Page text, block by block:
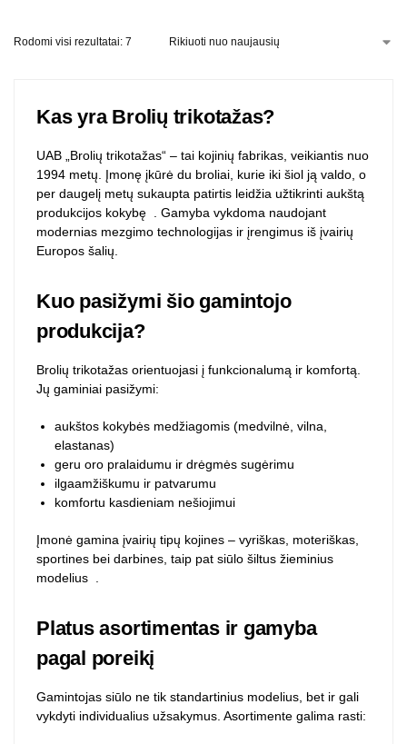
Rodomi visi rezultatai: 7
Kas yra Brolių trikotažas?
UAB „Brolių trikotažas“ – tai kojinių fabrikas, veikiantis nuo
1994 metų. Įmonę įkūrė du broliai, kurie iki šiol ją valdo, o
per daugelį metų sukaupta patirtis leidžia užtikrinti aukštą
produkcijos kokybę
. Gamyba vykdoma naudojant
modernias mezgimo technologijas ir įrengimus iš įvairių
Europos šalių.
Kuo pasižymi šio gamintojo
produkcija?
Brolių trikotažas orientuojasi į funkcionalumą ir komfortą.
Jų gaminiai pasižymi:
aukštos kokybės medžiagomis (medvilnė, vilna,
elastanas)
geru oro pralaidumu ir drėgmės sugėrimu
ilgaamžiškumu ir patvarumu
komfortu kasdieniam nešiojimui
Įmonė gamina įvairių tipų kojines – vyriškas, moteriškas,
sportines bei darbines, taip pat siūlo šiltus žieminius
modelius
Platus asortimentas ir gamyba
pagal poreikį
Gamintojas siūlo ne tik standartinius modelius, bet ir gali
vykdyti individualius užsakymus. Asortimente galima rasti: